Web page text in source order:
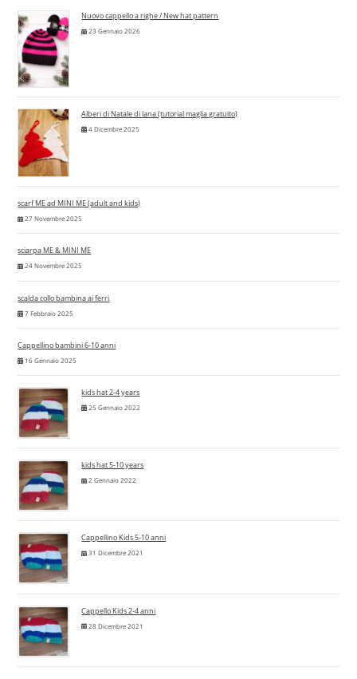
Nuovo cappello a righe / New hat pattern
23 Gennaio 2026
Alberi di Natale di lana (tutorial maglia gratuito)
4 Dicembre 2025
scarf ME ad MINI ME (adult and kids)
27 Novembre 2025
sciarpa ME & MINI ME
24 Novembre 2025
scalda collo bambina ai ferri
7 Febbraio 2025
Cappellino bambini 6-10 anni
16 Gennaio 2025
kids hat 2-4 years
25 Gennaio 2022
kids hat 5-10 years
2 Gennaio 2022
Cappellino Kids 5-10 anni
31 Dicembre 2021
Cappello Kids 2-4 anni
28 Dicembre 2021